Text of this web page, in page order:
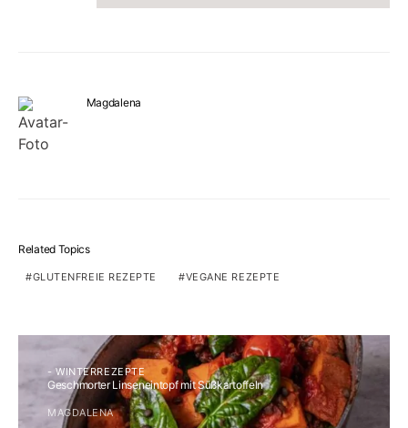
Magdalena
Related Topics
GLUTENFREIE REZEPTE VEGANE REZEPTE
- WINTERREZEPTE
Geschmorter Linseneintopf mit Süßkartoffeln
MAGDALENA